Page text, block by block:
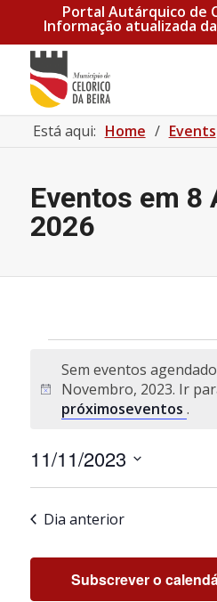
Portal Autárquico de
Informação atualizada
Está aqui: Home / Events
Eventos em 8
2026
Aviso
Sem eventos
Novembro, 2023. Ir
próximoseventos .
11/11/2023
Selecione
data.
Dia anterior
Subscrever o